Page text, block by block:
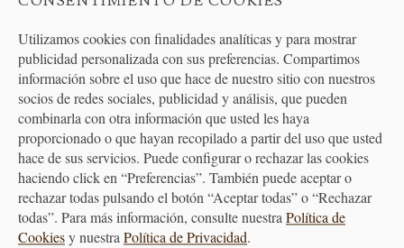
Cafetera Clásica Moka
Cafetera Clásica Moka
Utilizamos cookies con finalidades analíticas y para mostrar
publicidad personalizada con sus preferencias. Compartimos
información sobre el uso que hace de nuestro sitio con nuestros
socios de redes sociales, publicidad y análisis, que pueden
combinarla con otra información que usted les haya
proporcionado o que hayan recopilado a partir del uso que usted
hace de sus servicios. Puede configurar o rechazar las cookies
haciendo click en “Preferencias”. También puede aceptar o
rechazar todas pulsando el botón “Aceptar todas” o “Rechazar
todas”. Para más información, consulte nuestra Política de
Cookiesy nuestra Política de Privacidad.